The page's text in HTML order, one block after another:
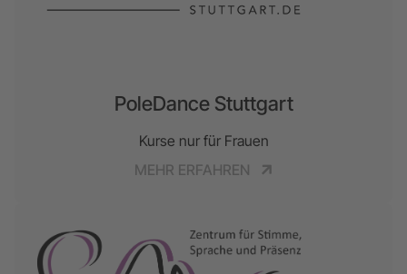
PoleDance Stuttgart
Kurse nur für Frauen
MEHR ERFAHREN